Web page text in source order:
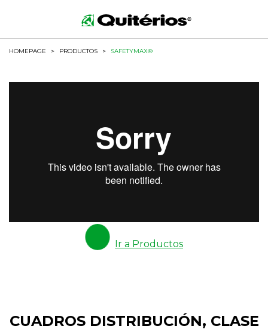
HOMEPAGE > PRODUCTOS > SAFETYMAX®
Ir a Productos
CUADROS DISTRIBUCIÓN, CLASE